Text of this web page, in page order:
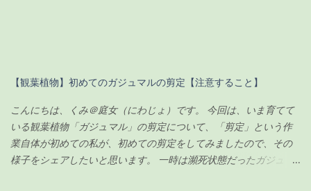
【観葉植物】初めてのガジュマルの剪定【注意すること】
こんにちは、くみ＠庭女（にわじょ）です。 今回は、いま育てて
いる観葉植物「ガジュマル」の剪定について、「剪定」という作
業自体が初めての私が、初めての剪定をしてみましたので、その
様子をシェアしたいと思います。 一時は瀕死状態だったガジュマ